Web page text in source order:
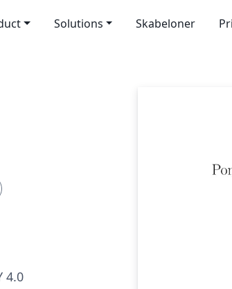
Solutions Skabeloner
4.0